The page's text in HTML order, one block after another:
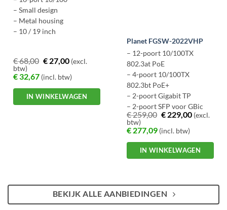
– Small design
– Metal housing
– 10 / 19 inch
€68,00 €27,00(excl.
btw)
€32,67 (incl. btw)
IN WINKELWAGEN
Planet FGSW-2022VHP
– 12-poort 10/100TX
802.3at PoE
– 4-poort 10/100TX
802.3bt PoE+
– 2-poort Gigabit TP
– 2-poort SFP voor GBic
– LCD management
€259,00 €229,00(excl.
btw)
€ 277,09 (incl. btw)
IN WINKELWAGEN
BEKIJK ALLE AANBIEDINGEN